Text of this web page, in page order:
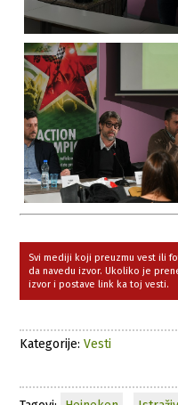
Svi mediji koji preuzmu vest ili
da navedu izvor. Ukoliko je
izvor i postave link ka toj vesti.
Kategorije:Vesti